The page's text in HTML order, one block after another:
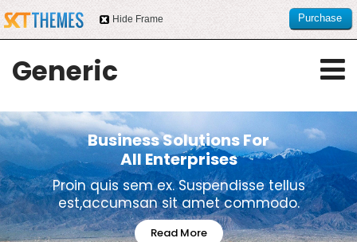
Generic
Business Solutions For
All Enterprises
Proin quis sem ex. Suspendisse tellus
est,accumsan sit amet commodo.
Read More
Hide Frame
Purchase
this item